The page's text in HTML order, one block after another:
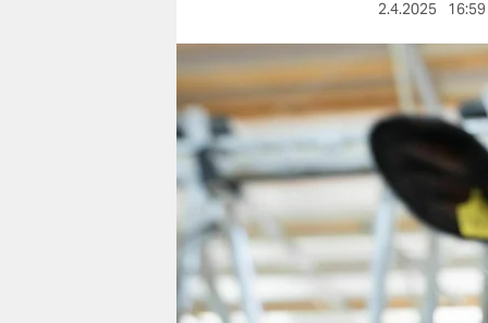
nord
wahrheit
verlag
verlag
veranstaltungen
shop
2.4.2025